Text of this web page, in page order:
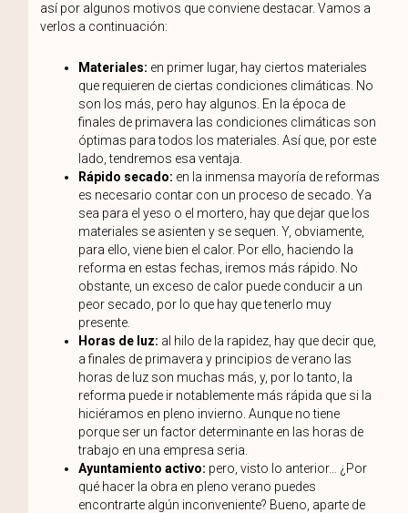
así por algunos motivos que conviene destacar. Vamos a
verlos a continuación:
Materiales: en primer lugar, hay ciertos materiales
que requieren de ciertas condiciones climáticas. No
son los más, pero hay algunos. En la época de
finales de primavera las condiciones climáticas son
óptimas para todos los materiales. Así que, por este
lado, tendremos esa ventaja.
Rápido secado: en la inmensa mayoría de reformas
es necesario contar con un proceso de secado. Ya
sea para el yeso o el mortero, hay que dejar que los
materiales se asienten y se sequen. Y, obviamente,
para ello, viene bien el calor. Por ello, haciendo la
reforma en estas fechas, iremos más rápido. No
obstante, un exceso de calor puede conducir a un
peor secado, por lo que hay que tenerlo muy
presente.
Horas de luz: al hilo de la rapidez, hay que decir que,
a finales de primavera y principios de verano las
horas de luz son muchas más, y, por lo tanto, la
reforma puede ir notablemente más rápida que si la
hiciéramos en pleno invierno. Aunque no tiene
porque ser un factor determinante en las horas de
trabajo en una empresa seria.
Ayuntamiento activo: pero, visto lo anterior… ¿Por
qué hacer la obra en pleno verano puedes
encontrarte algún inconveniente? Bueno, aparte de